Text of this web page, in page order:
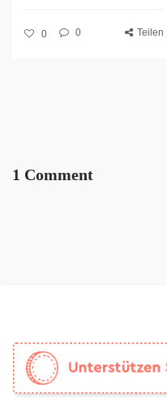
0 0 Teilen
1 Comment